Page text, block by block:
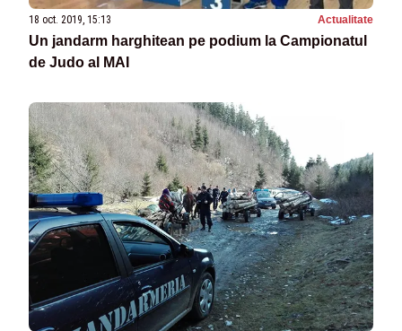
18 oct. 2019, 15:13 Actualitate
Un jandarm harghitean pe podium la Campionatul
de Judo al MAI